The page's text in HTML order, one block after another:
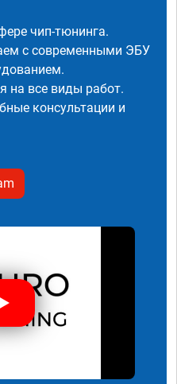
чип-тюнинга.
с современными ЭБУ
на все виды работ.
консультации и